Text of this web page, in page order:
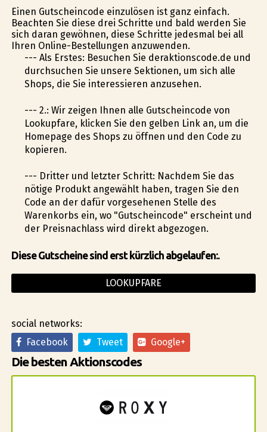
Einen Gutscheincode einzulösen ist ganz einfach.
Beachten Sie diese drei Schritte und bald werden Sie
sich daran gewöhnen, diese Schritte jedesmal bei all
Ihren Online-Bestellungen anzuwenden.
--- Als Erstes: Besuchen Sie deraktionscode.de und
durchsuchen Sie unsere Sektionen, um sich alle
Shops, die Sie interessieren anzusehen.
--- 2.: Wir zeigen Ihnen alle Gutscheincode von
Lookupfare, klicken Sie den gelben Link an, um die
Homepage des Shops zu öffnen und den Code zu
kopieren.
--- Dritter und letzter Schritt: Nachdem Sie das
nötige Produkt angewählt haben, tragen Sie den
Code an der dafür vorgesehenen Stelle des
Warenkorbs ein, wo "Gutscheincode" erscheint und
der Preisnachlass wird direkt abgezogen.
Diese Gutscheine sind erst kürzlich abgelaufen:.
LOOKUPFARE
social networks:
Facebook
Tweet Google+
Die besten Aktionscodes